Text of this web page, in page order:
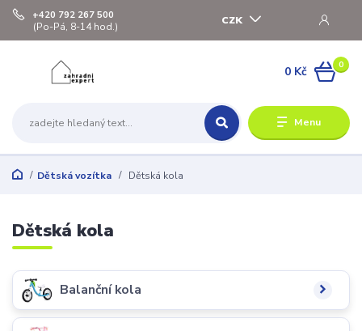
Menu
CZK
+420 792 267 500
(Po-Pá, 8-14 hod.)
0
0 Kč
Dětská vozítka Dětská kola
Dětská kola
Balanční kola